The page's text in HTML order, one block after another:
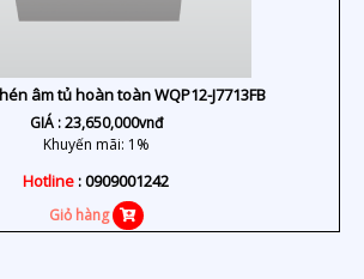
âm tủ hoàn toàn WQP12-J7713FB
GIÁ :23,650,000vnđ
Khuyến mãi: 1%
Hotline: 0909001242
Giỏ hàng